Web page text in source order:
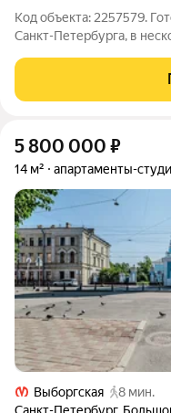
Код объекта: 2257579.
Санкт-Петербурга, в
Невскому проспекту,
5 800 000 ₽
14 м² апартаменты-
Выборгская
8 мин.